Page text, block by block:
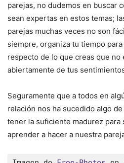
parejas, no dudemos en buscar
sean expertas en estos temas;
parejas muchas veces no son
siempre, organiza tu tiempo
respecto de lo que creas que no
abiertamente de tus
Seguramente que a todos en
relación nos ha sucedido algo
tener la suficiente madurez para
aprender a hacer a nuestra